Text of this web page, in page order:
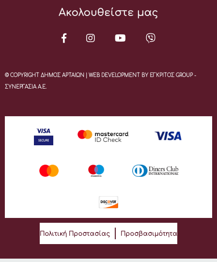
Ακολουθείστε μας
© COPYRIGHT ΔΗΜΟΣ ΑΡΤΑΙΩΝ | WEB DEVELOPMENT BY ΕΓΚΡΙΤΟΣ GROUP -
ΣΥΝΕΡΓΑΣΙΑ Α.Ε.
Πολιτική Προστασίας Προσβασιμότητα